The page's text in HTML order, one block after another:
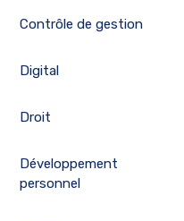
Contrôle de gestion
Digital
Droit
Développement
personnel